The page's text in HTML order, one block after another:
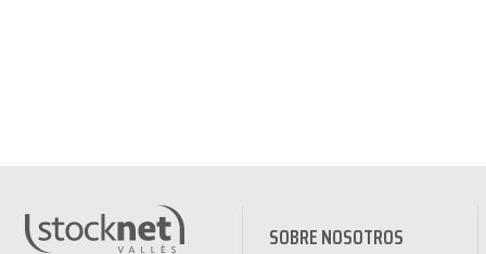
SOBRE NOSOTROS